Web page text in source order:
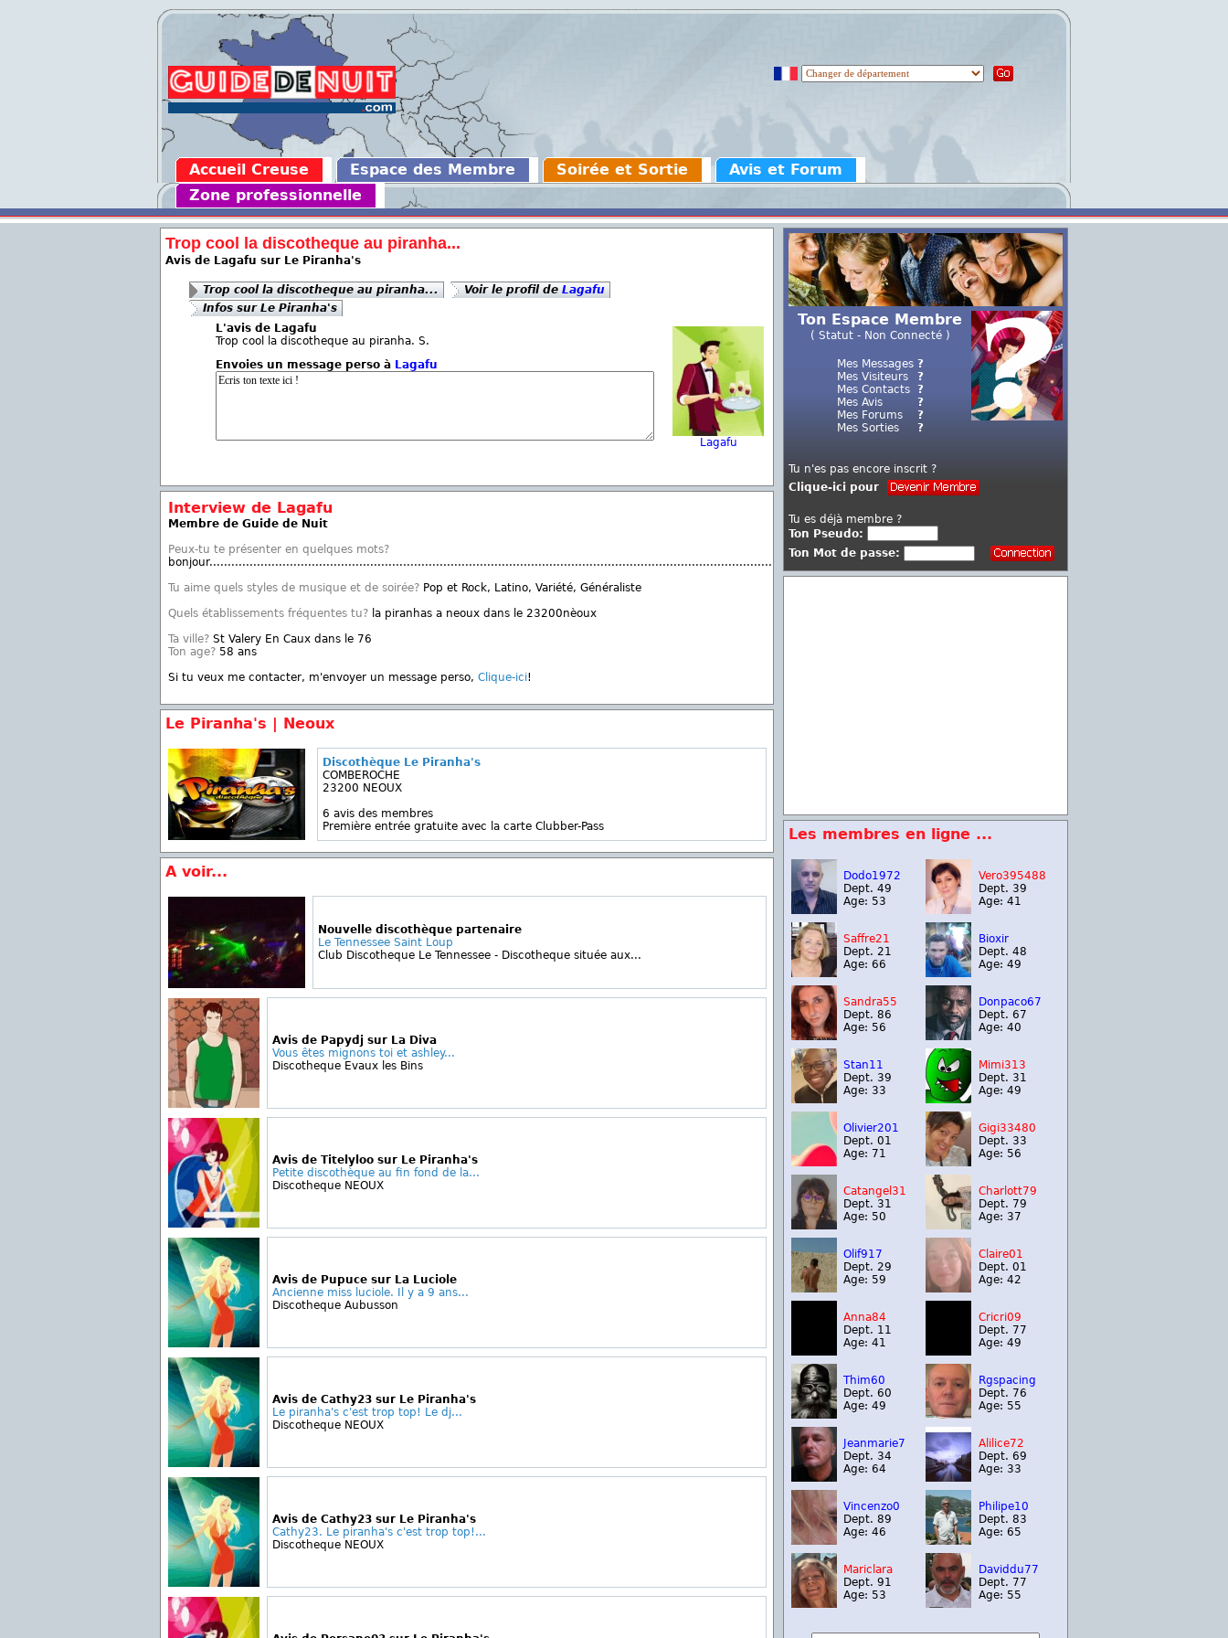
Accueil Creuse Espace des Membre Soirée et Sortie
Avis et Forum
Zone professionnelle
Trop cool la discotheque au piranha...
Avis de Lagafu sur Le Piranha's
Trop cool la discotheque au piranha... Voir le profil de Lagafu
Infos sur Le Piranha's
Lagafu
L'avis de Lagafu
Trop cool la discotheque au piranha. S.
Envoies un message perso à Lagafu
Interview de Lagafu
Membre de Guide de Nuit
Peux-tu te présenter en quelques mots?
Tu aime quels styles de musique et de soirée? Pop et Rock, Latino, Variété, Généraliste
Quels établissements fréquentes tu? la piranhas a neoux dans le 23200nèoux
Ta ville? St Valery En Caux dans le 76
Ton age? 58 ans
Si tu veux me contacter, m'envoyer un message perso, Clique-ici!
Le Piranha's | Neoux
Discothèque Le Piranha's
COMBEROCHE
23200 NEOUX
6 avis des membres
Première entrée gratuite avec la carte Clubber-Pass
A voir...
Nouvelle discothèque partenaire
Le Tennessee Saint Loup
Club Discotheque Le Tennessee - Discotheque située aux...
Avis de Papydj sur La Diva
Vous êtes mignons toi et ashley...
Discotheque Evaux les Bins
Avis de Titelyloo sur Le Piranha's
Petite discothèque au fin fond de la...
Discotheque NEOUX
Avis de Pupuce sur La Luciole
Ancienne miss luciole. Il y a 9 ans...
Discotheque Aubusson
Avis de Cathy23 sur Le Piranha's
Le piranha's c'est trop top! Le dj...
Discotheque NEOUX
Avis de Cathy23 sur Le Piranha's
Cathy23. Le piranha's c'est trop top!...
Discotheque NEOUX
Ton Espace Membre
( Statut - Non Connecté )
Mes Messages
Mes Visiteurs
Mes Contacts
Mes Avis
Mes Forums
Mes Sorties
?
?
?
?
?
?
Tu n'es pas encore inscrit ?
Clique-ici pour
Tu es déjà membre ?
Ton Pseudo:
Ton Mot de passe:
Les membres en ligne ...
Dodo1972
Dept. 49
Age: 53
Vero395488
Dept. 39
Age: 41
Saffre21
Dept. 21
Age: 66
Bioxir
Dept. 48
Age: 49
Sandra55
Dept. 86
Age: 56
Donpaco67
Dept. 67
Age: 40
Stan11
Dept. 39
Age: 33
Mimi313
Dept. 31
Age: 49
Olivier201
Dept. 01
Age: 71
Gigi33480
Dept. 33
Age: 56
Catangel31
Dept. 31
Age: 50
Charlott79
Dept. 79
Age: 37
Olif917
Dept. 29
Age: 59
Claire01
Dept. 01
Age: 42
Anna84
Dept. 11
Age: 41
Cricri09
Dept. 77
Age: 49
Thim60
Dept. 60
Age: 49
Rgspacing
Dept. 76
Age: 55
Jeanmarie7
Dept. 34
Age: 64
Alilice72
Dept. 69
Age: 33
Vincenzo0
Dept. 89
Age: 46
Philipe10
Dept. 83
Age: 65
Mariclara
Dept. 91
Age: 53
Daviddu77
Dept. 77
Age: 55